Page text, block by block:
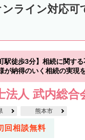
ライン対応可
駅徒歩3分】相続に関す
が納得のいく相続の実現
法人 武内総合
熊本市
回相談無料